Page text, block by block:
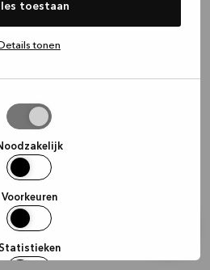
toestaan
Details tonen
Voorkeuren